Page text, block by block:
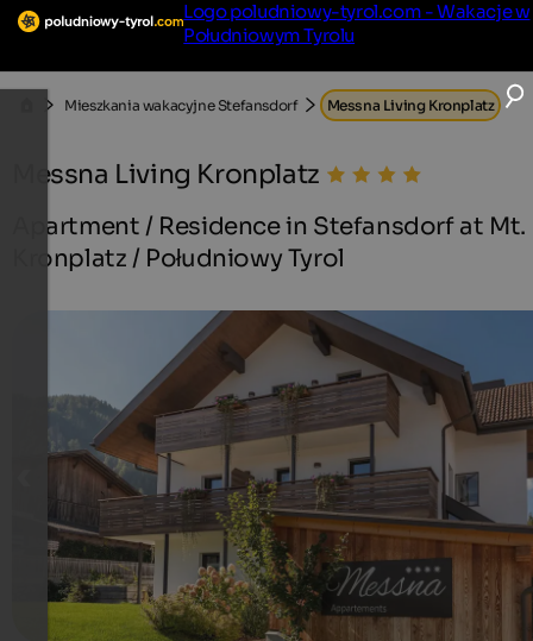
Logo poludniowy-tyrol.com - Wakacje w
Południowym Tyrolu
Mieszkania wakacyjne Stefansdorf Messna Living Kronplatz
Messna Living Kronplatz
Apartment / Residence in Stefansdorf at Mt.
Kronplatz / Południowy Tyrol